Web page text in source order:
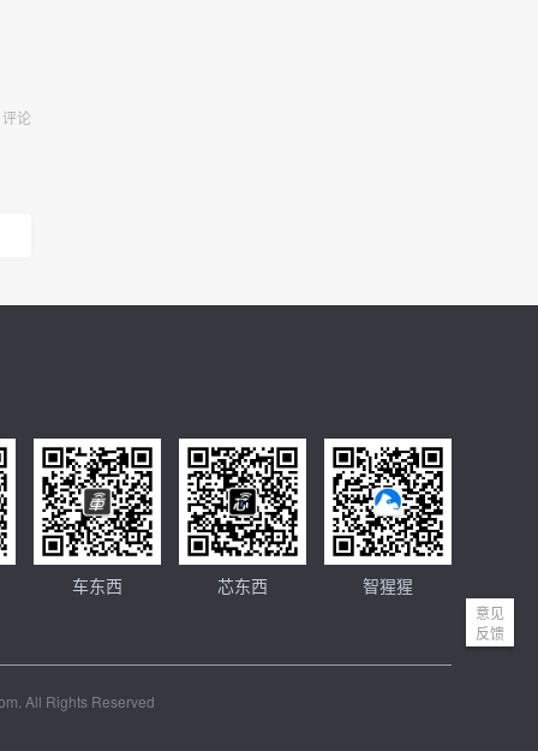
评论
车东西 芯东西 智猩猩
All Rights Reserved
意见
反馈